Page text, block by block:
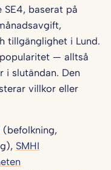
baserat på
tillgänglighet i Lund.
— alltså
i slutändan. Den
villkor eller
(befolkning,
SMHI